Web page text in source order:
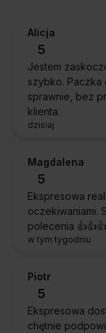
Alicja
5
Jestem
szybko. Paczka
sprawnie, bez
klienta.
dzisiaj
Magdalena
5
Ekspresowa
oczekiwaniami.
polecenia
w tym tygodniu
Piotr
5
Ekspresowa
chętnie